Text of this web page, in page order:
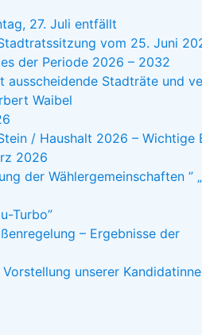
27. Juli entfällt
vom 25. Juni
der Periode 2026 – 2032
ausscheidende Stadträte und
Waibel
/ Haushalt 2026 – Wichtige
2026
der Wählergemeinschaften ”
Turbo”
– Ergebnisse der
unserer